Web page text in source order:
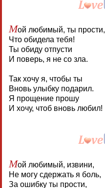
Мой любимый, ты прости,
Что обидела тебя!
Ты обиду отпусти
И поверь, я не со зла.
Так хочу я, чтобы ты
Вновь улыбку подарил.
Я прощение прошу
И хочу, чтоб вновь любил!
Мой любимый, извини,
Не могу сдержать я боль,
За ошибку ты прости,